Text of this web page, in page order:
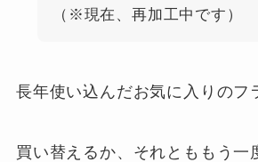
（※現在、再加工中です）
長年使い込んだお気に入りのフ
買い替えるか、それとももう一